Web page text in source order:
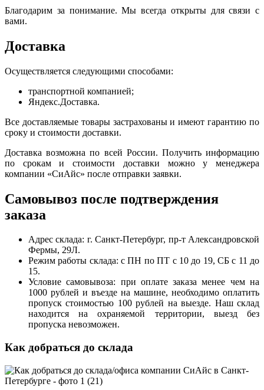
Благодарим за понимание. Мы всегда открыты для связи с
вами.
Доставка
Осуществляется следующими способами:
транспортной компанией;
Яндекс.Доставка.
Все доставляемые товары застрахованы и имеют гарантию по
сроку и стоимости доставки.
Доставка возможна по всей России. Получить информацию
по срокам и стоимости доставки можно у менеджера
компании «СиАйс» после отправки заявки.
Самовывоз после подтверждения
заказа
Адрес склада: г. Санкт-Петербург, пр-т Александровской
Фермы, 29Л.
Режим работы склада: с ПН по ПТ с 10 до 19, СБ с 11 до
15.
Условие самовывоза: при оплате заказа менее чем на
1000 рублей и въезде на машине, необходимо оплатить
пропуск стоимостью 100 рублей на выезде. Наш склад
находится на охраняемой территории, выезд без
пропуска невозможен.
Как добраться до склада